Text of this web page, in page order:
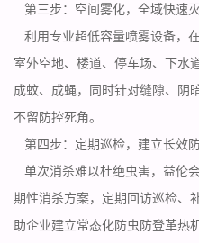
第三步：空间雾化，全域快速
利用专业超低容量喷雾设备，
室外空地、楼道、停车场、下水
成蚊、成蝇，同时针对缝隙、阴
不留防控死角。
第四步：定期巡检，建立长效
单次消杀难以杜绝虫害，益伦
期性消杀方案， 定期回访巡检、
助企业建立常态化防虫防登革热